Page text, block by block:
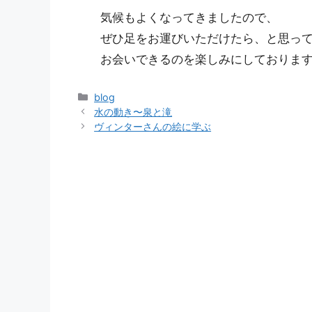
気候もよくなってきましたので、
ぜひ足をお運びいただけたら、と思っ
お会いできるのを楽しみにしております
カ
テ
ゴ
blog
水の動き〜泉と滝
ヴィンターさんの絵に学ぶ